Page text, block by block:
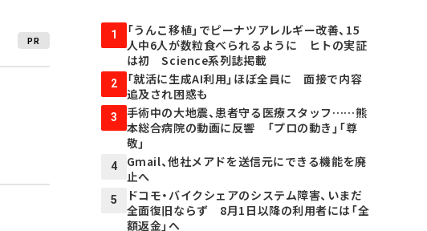
PR 1
「うんこ移植」でピーナツアレルギー改善、15
人中6人が数粒食べられるように ヒトの実証
は初 Science系列誌掲載
2
「就活に生成AI利用」ほぼ全員に 面接で内容
追及され困惑も
3
手術中の大地震、患者守る医療スタッフ……熊
本総合病院の動画に反響 「プロの動き」「尊
敬」
4
Gmail、他社メアドを送信元にできる機能を廃
止へ
5
ドコモ・バイクシェアのシステム障害、いまだ
全面復旧ならず 8月1日以降の利用者には「全
額返金」へ